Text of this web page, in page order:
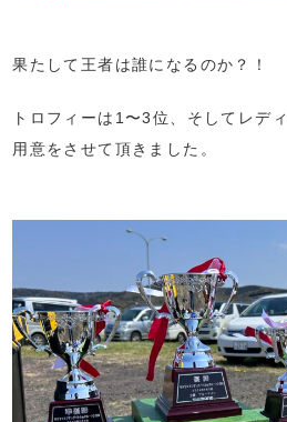
果たして王者は誰になるのか？！
トロフィーは1〜3位、そしてレデ
用意をさせて頂きました。